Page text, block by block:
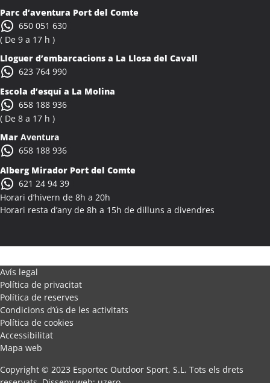
Colònies Escolars Albons
Activitats Teambuilding Empreses Alcalà de Xivert
Colònies Escolars Alcalà de Xivert
Activitats Família Amics Alcanar
Colònies Escolars Alcanar
Activitats Família Amics Alcanó
Activitats Teambuilding Empreses Alcarràs
Activitats Família Amics Alcarràs
Colònies Escolars Alcarràs
Activitats Teambuilding Empreses Alcora
Activitats Família Amics Alcora
Colònies Escolars Alcora
Activitats Teambuilding Empreses Alcover
Activitats Família Amics Alcover
Colònies Escolars Alcover
Activitats Teambuilding Empreses Alcudia de Veo
Activitats Família Amics Alcudia de Veo
Parc d’aventura Port del Comte
650 051 630
( De 9 a 17 h )
Lloguer d’embarcacions a La Llosa del Cavall
623 764 990
Escola d’esquí a La Molina
658 188 936
( De 8 a 17 h )
Mar Aventura
658 188 936
Alberg Mirador Port del Comte
621 24 94 39
Horari d’hivern de 8h a 20h
Horari resta d’any de 8h a 15h de dilluns a divendres
Avís legal
Política de privacitat
Política de reserves
Condicions d’ús de les activitats
Política de cookies
Accessibilitat
Mapa web
Copyright © 2023 Esportec Outdoor Sport, S.L. Tots els drets